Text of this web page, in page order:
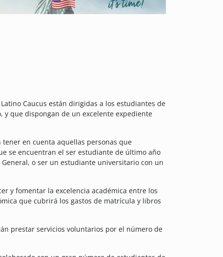
Caucus están dirigidas a los estudiantes de
y que dispongan de un excelente expediente
en cuenta aquellas personas que
se encuentran el ser estudiante de último año
o ser un estudiante universitario con un
y fomentar la excelencia académica entre los
que cubrirá los gastos de matrícula y libros
prestar servicios voluntarios por el número de